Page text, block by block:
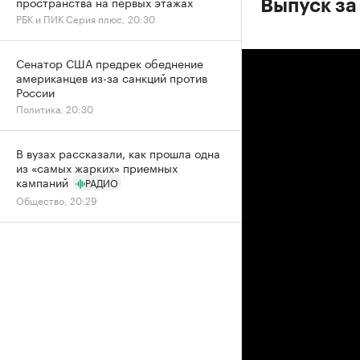
Выпуск
РБК и ПИК Серия плюс, 20:30
Сенатор США предрек обеднение
американцев из-за санкций против
России
Политика, 20:30
В вузах рассказали, как прошла одна
из «самых жарких» приемных
кампаний
РАДИО
Общество, 20:29